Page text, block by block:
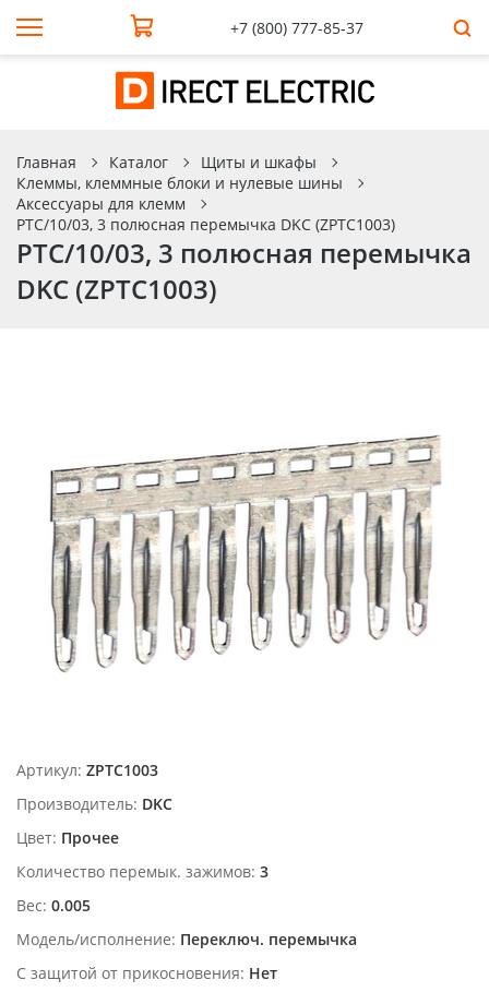
+7 (800) 777-85-37
Главная Каталог
Щиты и шкафы
Клеммы, клеммные блоки и нулевые шины
Аксессуары для клемм
PTC/10/03, 3 полюсная перемычка DKC (ZPTC1003)
PTC/10/03, 3 полюсная перемычка
DKC (ZPTC1003)
Артикул: ZPTC1003
Производитель: DKC
Цвет: Прочее
Количество перемык. зажимов: 3
Вес: 0.005
Модель/исполнение: Переключ. перемычка
С защитой от прикосновения: Нет